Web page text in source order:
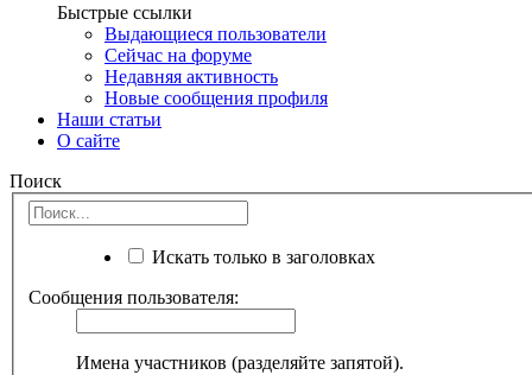
Быстрые ссылки
Выдающиеся пользователи
Сейчас на форуме
Недавняя активность
Новые сообщения профиля
Наши статьи
О сайте
Поиск
Искать только в заголовках
Сообщения пользователя:
Имена участников (разделяйте запятой).